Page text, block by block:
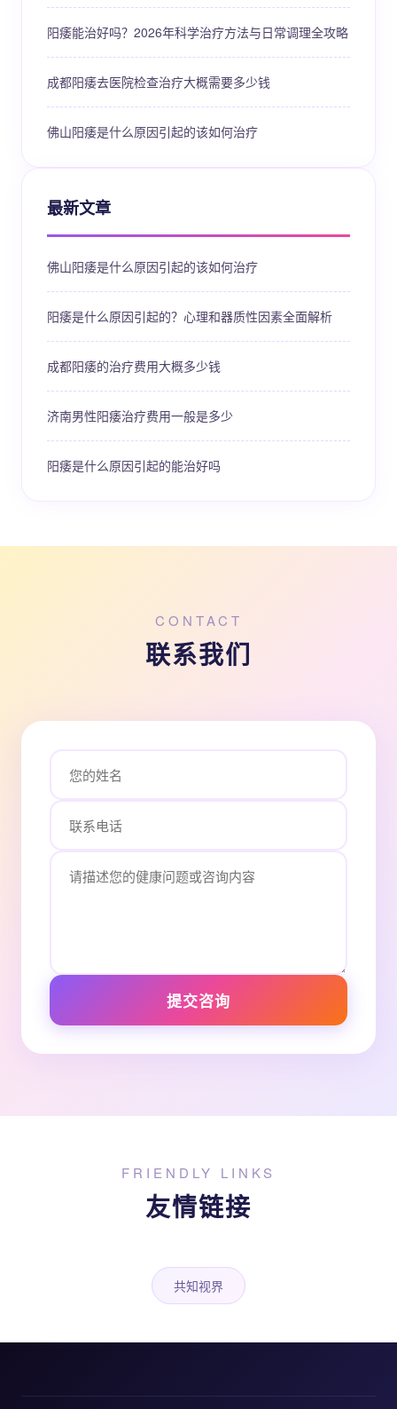
阳痿能治好吗？2026年科学治疗方法与日常调理全攻略
成都阳痿去医院检查治疗大概需要多少钱
佛山阳痿是什么原因引起的该如何治疗
最新文章
佛山阳痿是什么原因引起的该如何治疗
阳痿是什么原因引起的？心理和器质性因素全面解析
成都阳痿的治疗费用大概多少钱
济南男性阳痿治疗费用一般是多少
阳痿是什么原因引起的能治好吗
CONTACT
联系我们
提交咨询
FRIENDLY LINKS
友情链接
共知视界